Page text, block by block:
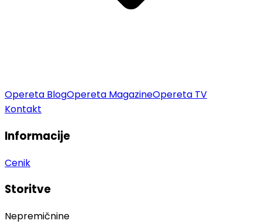
Opereta BlogOpereta MagazineOpereta TV
Kontakt
Informacije
Cenik
Storitve
Nepremičnine